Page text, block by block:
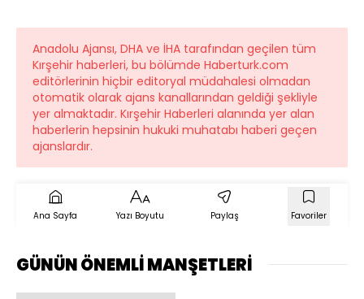
Anadolu Ajansı, DHA ve İHA tarafından geçilen tüm
Kırşehir haberleri, bu bölümde Haberturk.com
editörlerinin hiçbir editoryal müdahalesi olmadan
otomatik olarak ajans kanallarından geldiği şekliyle
yer almaktadır. Kırşehir Haberleri alanında yer alan
haberlerin hepsinin hukuki muhatabı haberi geçen
ajanslardır.
Ana Sayfa Yazı Boyutu Paylaş Favoriler
GÜNÜN ÖNEMLİ MANŞETLERİ